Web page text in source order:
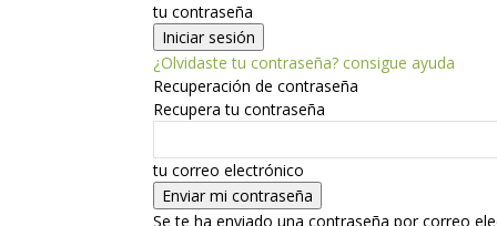
tu contraseña
¿Olvidaste tu contraseña? consigue ayuda
Recuperación de contraseña
Recupera tu contraseña
tu correo electrónico
Se te ha enviado una contraseña por correo